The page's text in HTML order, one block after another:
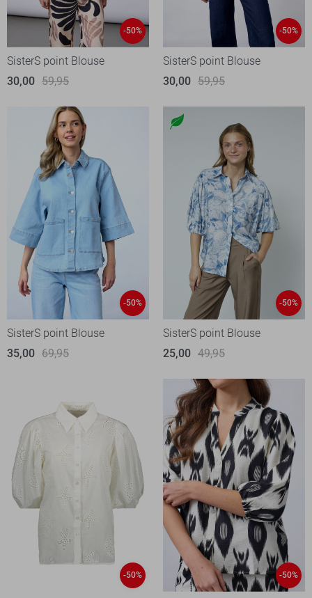
-50%
SisterS point Blouse
30,00 59,95
-50%
SisterS point Blouse
30,00 59,95
-50%
SisterS point Blouse
35,00 69,95
-50%
SisterS point Blouse
25,00 49,95
-50% -50%